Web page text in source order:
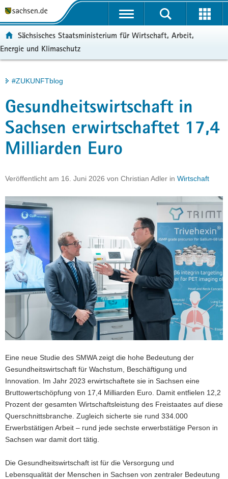
t
a
l
e
r
g
r
e
e
d
N
a
v
i
g
a
t
u
p
t
h
a
l
t
e
r
v
e
Portalübergreifende
Sächsisches Staatsministerium für Wirtschaft, Arbeit,
Energie und Klimaschutz
Hauptinhalt
#ZUKUNFTblog
Gesundheitswirtschaft in
Sachsen erwirtschaftet 17,4
Milliarden Euro
Veröffentlicht am 16. Juni 2026 von Christian Adler in Wirtschaft
Eine neue Studie des SMWA zeigt die hohe Bedeutung der
Gesundheitswirtschaft für Wachstum, Beschäftigung und
Innovation. Im Jahr 2023 erwirtschaftete sie in Sachsen eine
Bruttowertschöpfung von 17,4 Milliarden Euro. Damit entfielen 12,2
Prozent der gesamten Wirtschaftsleistung des Freistaates auf diese
Querschnittsbranche. Zugleich sicherte sie rund 334.000
Erwerbstätigen Arbeit – rund jede sechste erwerbstätige Person in
Sachsen war damit dort tätig.
Die Gesundheitswirtschaft ist für die Versorgung und
Lebensqualität der Menschen in Sachsen von zentraler Bedeutung